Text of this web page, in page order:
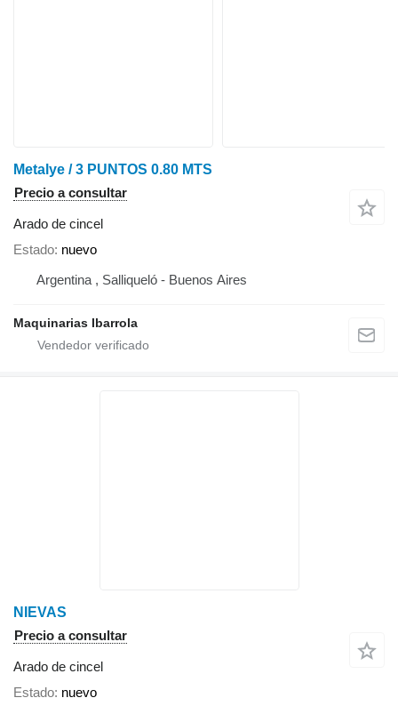
Metalye / 3 PUNTOS 0.80 MTS
Precio a consultar
Arado de cincel
Estado nuevo
Argentina , Salliqueló - Buenos Aires
Maquinarias Ibarrola
NIEVAS
Precio a consultar
Arado de cincel
Estado nuevo